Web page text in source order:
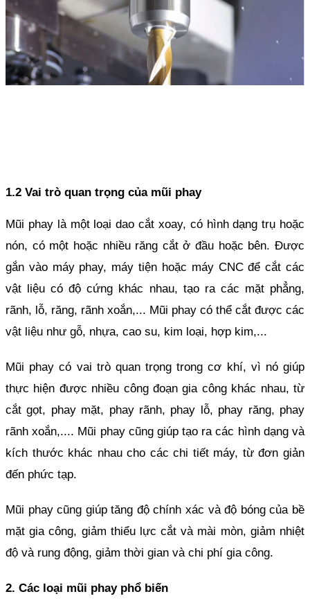
1.2 Vai trò quan trọng của mũi phay
Mũi phay là một loại dao cắt xoay, có hình dạng trụ hoặc
nón, có một hoặc nhiều răng cắt ở đầu hoặc bên. Được
gắn vào máy phay, máy tiện hoặc máy CNC để cắt các
vật liệu có độ cứng khác nhau, tạo ra các mặt phẳng,
rãnh, lỗ, răng, rãnh xoắn,... Mũi phay có thể cắt được các
vật liệu như gỗ, nhựa, cao su, kim loại, hợp kim,...
Mũi phay có vai trò quan trọng trong cơ khí, vì nó giúp
thực hiện được nhiều công đoạn gia công khác nhau, từ
cắt gọt, phay mặt, phay rãnh, phay lỗ, phay răng, phay
rãnh xoắn,.... Mũi phay cũng giúp tạo ra các hình dạng và
kích thước khác nhau cho các chi tiết máy, từ đơn giản
đến phức tạp.
Mũi phay cũng giúp tăng độ chính xác và độ bóng của bề
mặt gia công, giảm thiểu lực cắt và mài mòn, giảm nhiệt
độ và rung động, giảm thời gian và chi phí gia công.
2. Các loại mũi phay phổ biến